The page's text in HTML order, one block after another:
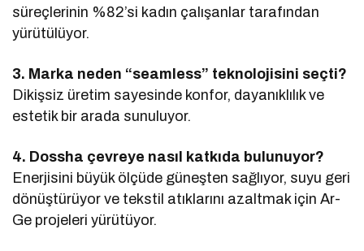
süreçlerinin %82’si kadın çalışanlar tarafından
yürütülüyor.
3. Marka neden “seamless” teknolojisini seçti?
Dikişsiz üretim sayesinde konfor, dayanıklılık ve
estetik bir arada sunuluyor.
4. Dossha çevreye nasıl katkıda bulunuyor?
Enerjisini büyük ölçüde güneşten sağlıyor, suyu geri
dönüştürüyor ve tekstil atıklarını azaltmak için Ar-
Ge projeleri yürütüyor.